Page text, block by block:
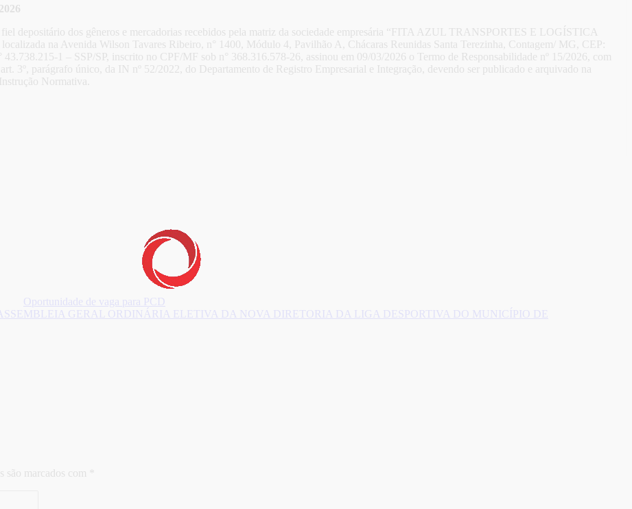
depositário dos gêneros e mercadorias recebidos pela matriz da sociedade empresária “FITA AZUL TRANSPORTES E LOGÍSTICA
na Avenida Wilson Tavares Ribeiro, n° 1400, Módulo 4, Pavilhão A, Chácaras Reunidas Santa Terezinha, Contagem/ MG, CEP:
1 – SSP/SP, inscrito no CPF/MF sob n° 368.316.578-26, assinou em 09/03/2026 o Termo de Responsabilidade nº 15/2026, com
3º, parágrafo único, da IN nº 52/2022, do Departamento de Registro Empresarial e Integração, devendo ser publicado e arquivado na
Normativa.
Oportunidade de vaga para PCD
GERAL ORDINÁRIA ELETIVA DA NOVA DIRETORIA DA LIGA DESPORTIVA DO MUNICÍPIO DE
são marcados com